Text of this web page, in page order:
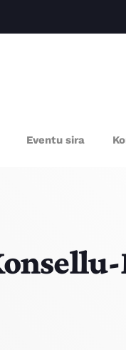
Eventu sira